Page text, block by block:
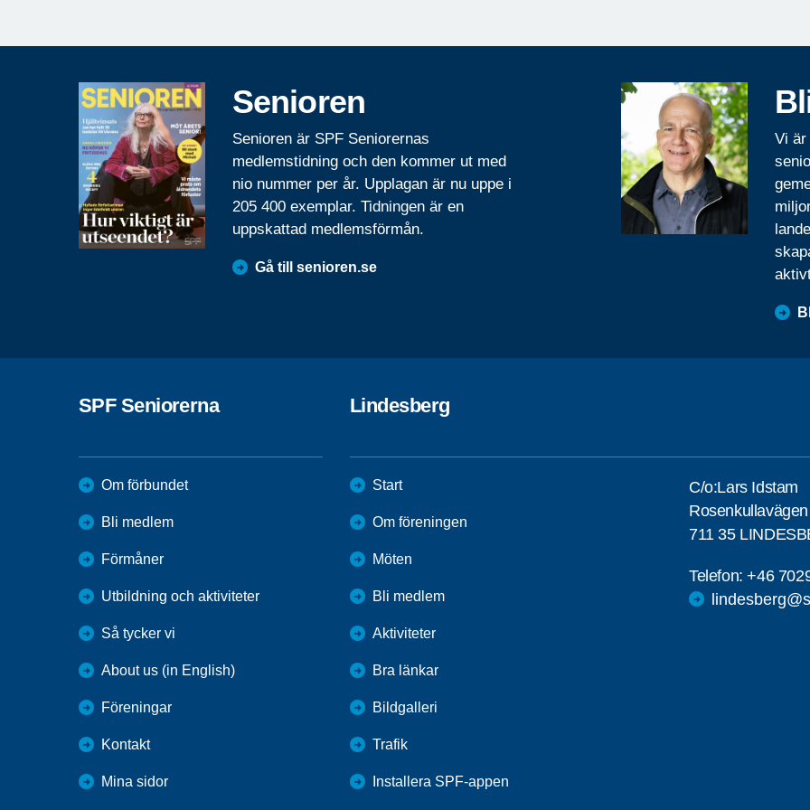
Senioren
Senioren är SPF Seniorernas
medlemstidning och den kommer ut med
nio nummer per år. Upplagan är nu uppe i
205 400 exemplar. Tidningen är en
uppskattad medlemsförmån.
Gå till senioren.se
Vi är
SPF Seniorerna
Om förbundet
Bli medlem
Förmåner
Utbildning och aktiviteter
Så tycker vi
About us (in English)
Föreningar
Kontakt
Mina sidor
Lindesberg
Start
Om föreningen
Möten
Bli medlem
Aktiviteter
Bra länkar
Bildgalleri
Trafik
Installera SPF-appen
C/o:Lars Idstam
711 35
Telefon:+46